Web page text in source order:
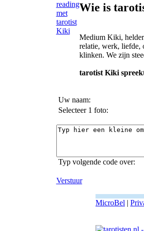
Wie is
Medium Kiki,
relatie, werk, liefde,
klinken. We zijn
tarotist Kiki
Uw naam:
Selecteer 1 foto:
Typ volgende code over:
Verstuur
MicroBel |